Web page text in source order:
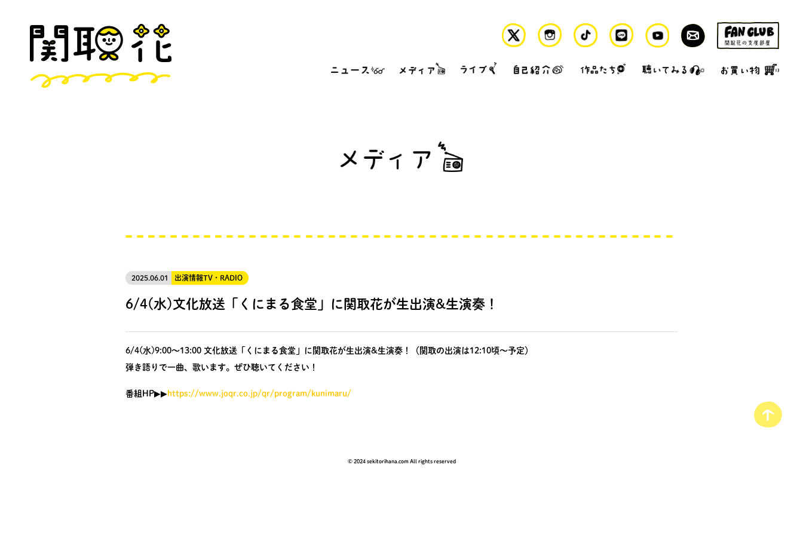
2025.06.01 出演情報TV・RADIO
6/4(水)文化放送「くにまる食堂」に関取花が生出演&生演奏！
6/4(水)9:00〜13:00 文化放送「くにまる食堂」に関取花が生出演&生演奏！（関取の出演は12:10頃～予定）
弾き語りで一曲、歌います。ぜひ聴いてください！
番組HP▶︎▶︎https://www.joqr.co.jp/qr/program/kunimaru/
© 2024 sekitorihana.com All rights reserved